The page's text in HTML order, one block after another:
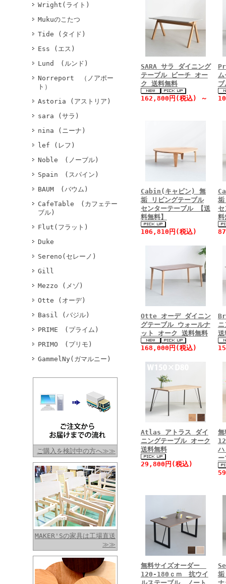
Wright(ライト)
Mukuのこたつ
Tide (タイド)
Ess (エス)
Lund (ルンド)
Norreport （ノアポー
ト）
Astoria (アストリア)
sara (サラ)
nina (ニーナ)
lef (レフ)
Noble (ノーブル)
Spain (スパイン)
BAUM (バウム)
CafeTable (カフェテー
ブル)
Flut(フラット)
Duke
Sereno(セレーノ)
Gill
Mezzo (メゾ)
Otte (オーデ)
Basil (バジル)
PRIME (プライム)
PRIMO (プリモ)
GammelNy(ガマルニー)
ご購入を検討中の方へ≫≫
MAKER'Sの家具は工場直送
≫≫
SARA サラ ダイニング
テーブル ビーチ オー
ク 送料無料
162,800円(税込)
～
Cabin(キャビン) 無
垢 リビングテーブル
センターテーブル 【送
料無料】
106,810円(税込)
垢
料
Otte オーデ ダイニン
グテーブル ウォールナ
ット オーク 送料無料
168,000円(税込)
送
Atlas アトラス ダイ
ニングテーブル オーク
送料無料
29,800円(税込)
ハ
無料サイズオーダー
120-180ｃｍ 抗ウイ